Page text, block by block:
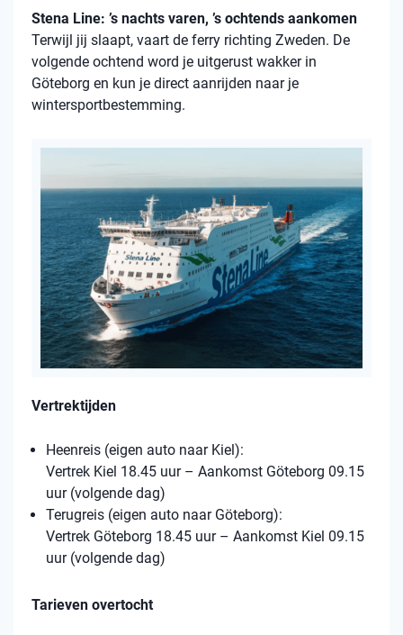
Stena Line: ’s nachts varen, ’s ochtends aankomen
Terwijl jij slaapt, vaart de ferry richting Zweden. De
volgende ochtend word je uitgerust wakker in
Göteborg en kun je direct aanrijden naar je
wintersportbestemming.
Vertrektijden
Heenreis (eigen auto naar Kiel):
Vertrek Kiel 18.45 uur – Aankomst Göteborg 09.15
uur (volgende dag)
Terugreis (eigen auto naar Göteborg):
Vertrek Göteborg 18.45 uur – Aankomst Kiel 09.15
uur (volgende dag)
Tarieven overtocht